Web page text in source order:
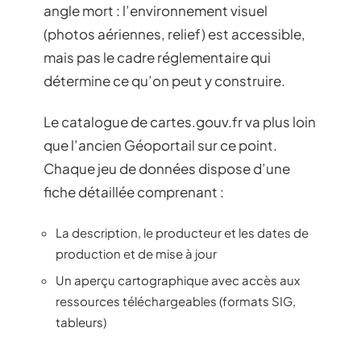
angle mort : l’environnement visuel
(photos aériennes, relief) est accessible,
mais pas le cadre réglementaire qui
détermine ce qu’on peut y construire.
Le catalogue de cartes.gouv.fr va plus loin
que l’ancien Géoportail sur ce point.
Chaque jeu de données dispose d’une
fiche détaillée comprenant :
La description, le producteur et les dates de
production et de mise à jour
Un aperçu cartographique avec accès aux
ressources téléchargeables (formats SIG,
tableurs)